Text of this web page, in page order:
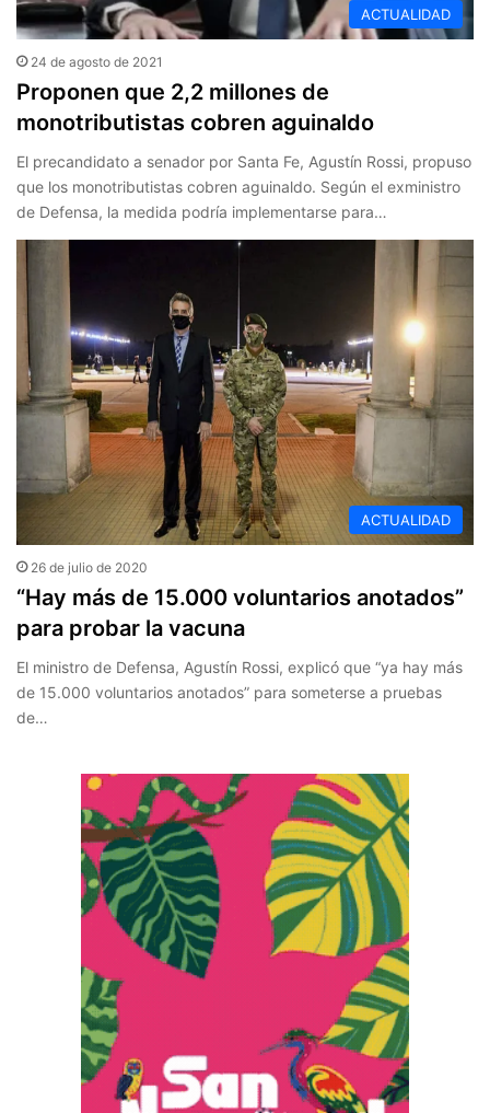
ACTUALIDAD
24 de agosto de 2021
Proponen que 2,2 millones de
monotributistas cobren aguinaldo
El precandidato a senador por Santa Fe, Agustín Rossi, propuso
que los monotributistas cobren aguinaldo. Según el exministro
de Defensa, la medida podría implementarse para…
ACTUALIDAD
26 de julio de 2020
“Hay más de 15.000 voluntarios anotados”
para probar la vacuna
El ministro de Defensa, Agustín Rossi, explicó que “ya hay más
de 15.000 voluntarios anotados” para someterse a pruebas
de…